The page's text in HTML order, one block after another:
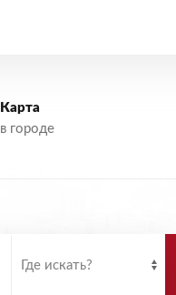
Карта
в городе